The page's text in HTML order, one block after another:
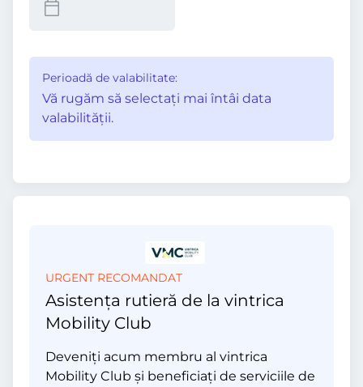
Perioadă de valabilitate:
Vă rugăm să selectaţi mai întâi data
valabilităţii.
URGENT RECOMANDAT
Asistența rutieră de la vintrica
Mobility Club
Deveniți acum membru al vintrica
Mobility Club și beneficiați de serviciile de